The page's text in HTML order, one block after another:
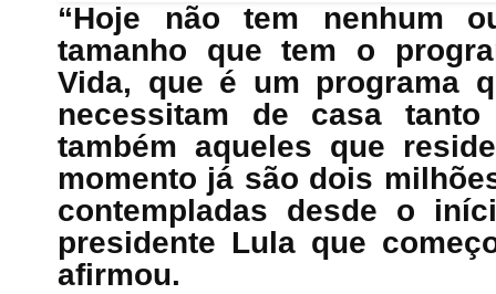
“Hoje não tem nenhum
tamanho que tem o
Vida, que é um programa
necessitam de casa
também aqueles que
momento já são dois
contempladas desde o
presidente Lula que
afirmou.